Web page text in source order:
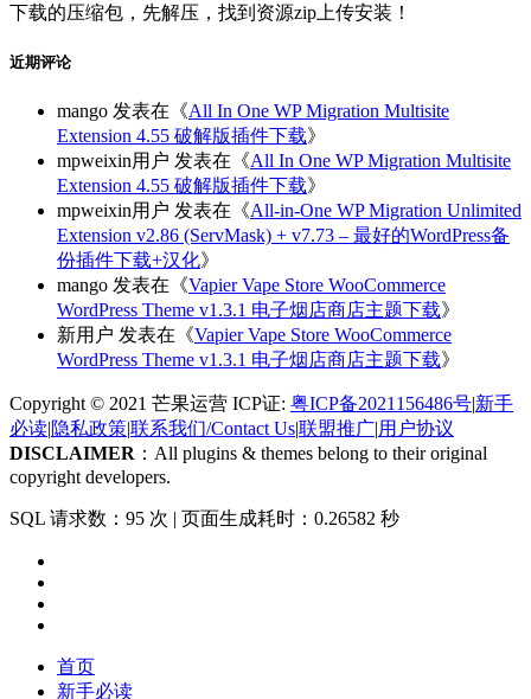
下载的压缩包，先解压，找到资源zip上传安装！
近期评论
mango 发表在《All In One WP Migration Multisite
Extension 4.55 破解版插件下载》
mpweixin用户 发表在《All In One WP Migration Multisite
Extension 4.55 破解版插件下载》
mpweixin用户 发表在《All-in-One WP Migration Unlimited
Extension v2.86 (ServMask) + v7.73 – 最好的WordPress备
份插件下载+汉化》
mango 发表在《Vapier Vape Store WooCommerce
WordPress Theme v1.3.1 电子烟店商店主题下载》
新用户 发表在《Vapier Vape Store WooCommerce
WordPress Theme v1.3.1 电子烟店商店主题下载》
Copyright © 2021 芒果运营 ICP证: 粤ICP备2021156486号|新手
必读|隐私政策|联系我们/Contact Us|联盟推广|用户协议
DISCLAIMER ：All plugins & themes belong to their original
copyright developers.
SQL 请求数：95 次 | 页面生成耗时：0.26582 秒
首页
新手必读